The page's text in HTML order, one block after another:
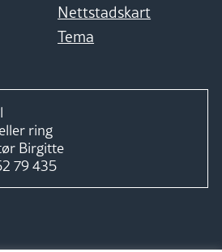
Nettstadskart
Tema
eller ring
Birgitte
79 435